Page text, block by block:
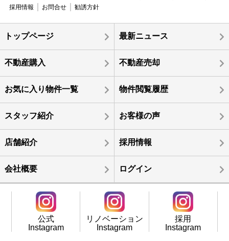
採用情報
お問合せ 勧誘方針
トップページ 最新ニュース
不動産購入 不動産売却
お気に入り物件一覧 物件閲覧履歴
スタッフ紹介 お客様の声
店舗紹介 採用情報
会社概要 ログイン
公式
Instagram
リノベーション
Instagram
採用
Instagram